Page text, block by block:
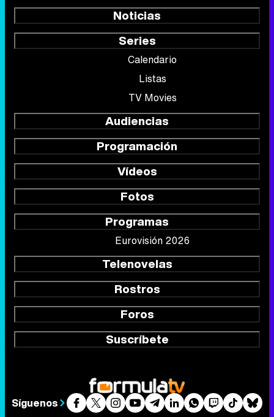
Noticias
Series
Calendario
Listas
TV Movies
Audiencias
Programación
Vídeos
Fotos
Programas
Eurovisión 2026
Telenovelas
Rostros
Foros
Suscríbete
Síguenos